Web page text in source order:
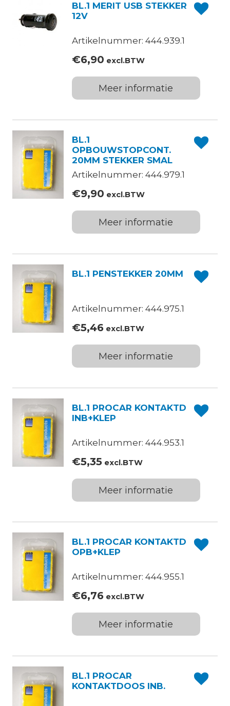
BL.1 MERIT USB STEKKER
12V
Artikelnummer: 444.939.1
€6,90 excl.BTW
Meer informatie
BL.1
OPBOUWSTOPCONT.
20MM STEKKER SMAL
Artikelnummer: 444.979.1
€9,90 excl.BTW
Meer informatie
BL.1 PENSTEKKER 20MM
Artikelnummer: 444.975.1
€5,46excl.BTW
Meer informatie
BL.1 PROCAR KONTAKTD
INB+KLEP
Artikelnummer: 444.953.1
€5,35excl.BTW
Meer informatie
BL.1 PROCAR KONTAKTD
OPB+KLEP
Artikelnummer: 444.955.1
€6,76excl.BTW
Meer informatie
BL.1 PROCAR
KONTAKTDOOS INB.